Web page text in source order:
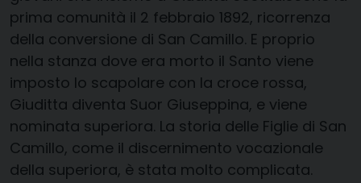
prima comunità il 2 febbraio 1892, ricorrenza
della conversione di San Camillo. E proprio
nella stanza dove era morto il Santo viene
imposto lo scapolare con la croce rossa,
Giuditta diventa Suor Giuseppina, e viene
nominata superiora. La storia delle Figlie di San
Camillo, come il discernimento vocazionale
della superiora, è stata molto complicata.